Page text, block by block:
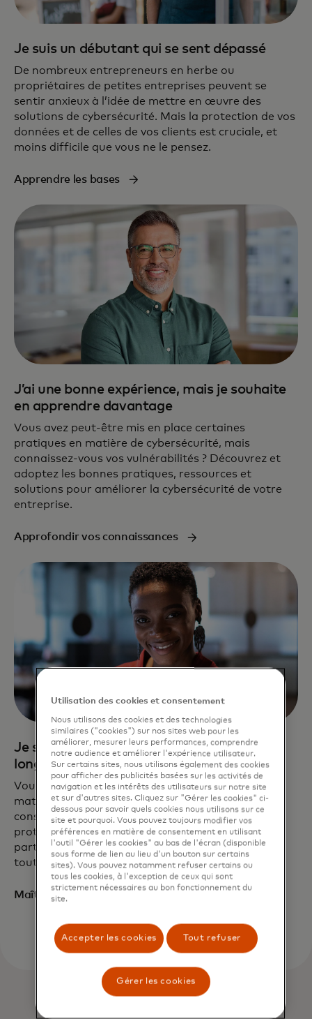
Je suis un débutant qui se sent dépassé
De nombreux entrepreneurs en herbe ou
propriétaires de petites entreprises peuvent se
sentir anxieux à l’idée de mettre en œuvre des
solutions de cybersécurité. Mais la protection de vos
données et de celles de vos clients est cruciale, et
moins difficile que vous ne le pensez.
Apprendre les bases
J’ai une bonne expérience, mais je souhaite
en apprendre davantage
Vous avez peut-être mis en place certaines
pratiques en matière de cybersécurité, mais
connaissez-vous vos vulnérabilités ? Découvrez et
adoptez les bonnes pratiques, ressources et
solutions pour améliorer la cybersécurité de votre
entreprise.
Approfondir vos connaissances
Je suis un expert qui cherche à garder une
longueur d’avance
Vous avez mis en place les bonnes pratiques en
matière de cybersécurité, mais les risques en
constante évolution vous obligent à renforcer vos
protocoles de défense. Faire de Mastercard un
partenaire de confiance peut vous aider à mettre
toutes les chances de votre côté.
Maîtrisez votre sécurité
Utilisation des cookies et consentement
Nous utilisons des cookies et des technologies
similaires ("cookies") sur nos sites web pour les
améliorer, mesurer leurs performances, comprendre
notre audience et améliorer l'expérience utilisateur.
Sur certains sites, nous utilisons également des cookies
pour afficher des publicités basées sur les activités de
navigation et les intérêts des utilisateurs sur notre site
et sur d'autres sites. Cliquez sur "Gérer les cookies" ci-
dessous pour savoir quels cookies nous utilisons sur ce
site et pourquoi. Vous pouvez toujours modifier vos
préférences en matière de consentement en utilisant
l'outil "Gérer les cookies" au bas de l'écran (disponible
sous forme de lien au lieu d'un bouton sur certains
sites). Vous pouvez notamment refuser certains ou
tous les cookies, à l'exception de ceux qui sont
strictement nécessaires au bon fonctionnement du
site.
Accepter les cookies Tout refuser
Gérer les cookies